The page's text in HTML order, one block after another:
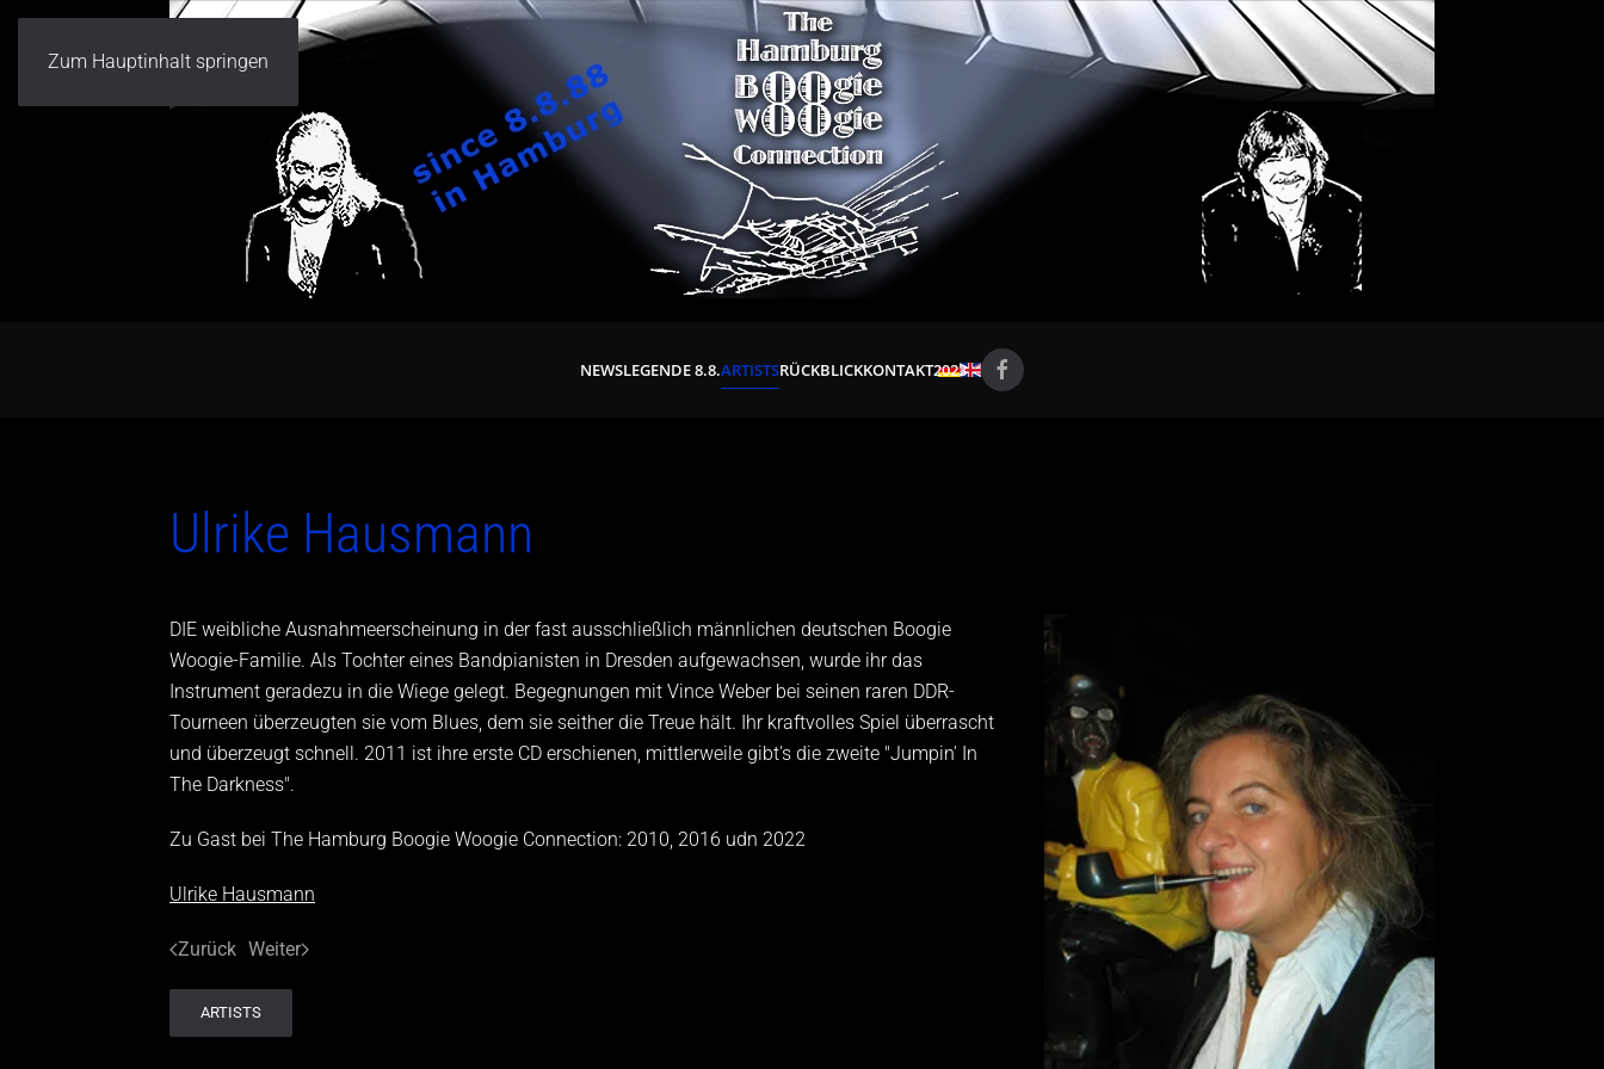
Zum Hauptinhalt springen
NEWSLEGENDE 8.8.ARTISTSRÜCKBLICKKONTAKT2023
Ulrike Hausmann
DIE weibliche Ausnahmeerscheinung in der fast ausschließlich männlichen deutschen Boogie
Woogie-Familie. Als Tochter eines Bandpianisten in Dresden aufgewachsen, wurde ihr das
Instrument geradezu in die Wiege gelegt. Begegnungen mit Vince Weber bei seinen raren DDR-
Tourneen überzeugten sie vom Blues, dem sie seither die Treue hält. Ihr kraftvolles Spiel überrascht
und überzeugt schnell. 2011 ist ihre erste CD erschienen, mittlerweile gibt's die zweite "Jumpin' In
The Darkness".
Zu Gast bei The Hamburg Boogie Woogie Connection: 2010, 2016 udn 2022
Ulrike Hausmann
Zurück Weiter
ARTISTS